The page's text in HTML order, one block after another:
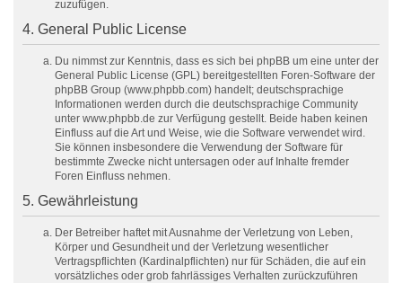
zuzufügen.
4. General Public License
Du nimmst zur Kenntnis, dass es sich bei phpBB um eine unter der
General Public License (GPL) bereitgestellten Foren-Software der
phpBB Group (www.phpbb.com) handelt; deutschsprachige
Informationen werden durch die deutschsprachige Community
unter www.phpbb.de zur Verfügung gestellt. Beide haben keinen
Einfluss auf die Art und Weise, wie die Software verwendet wird.
Sie können insbesondere die Verwendung der Software für
bestimmte Zwecke nicht untersagen oder auf Inhalte fremder
Foren Einfluss nehmen.
5. Gewährleistung
Der Betreiber haftet mit Ausnahme der Verletzung von Leben,
Körper und Gesundheit und der Verletzung wesentlicher
Vertragspflichten (Kardinalpflichten) nur für Schäden, die auf ein
vorsätzliches oder grob fahrlässiges Verhalten zurückzuführen